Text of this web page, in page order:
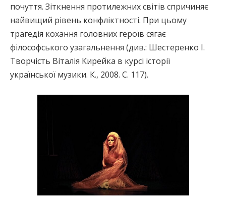
почуття. Зіткнення протилежних світів спричиняє
найвищий рівень конфліктності. При цьому
трагедія кохання головних героїв сягає
філософського узагальнення (див.: Шестеренко І.
Творчість Віталія Кирейка в курсі історії
української музики. К., 2008. С. 117).